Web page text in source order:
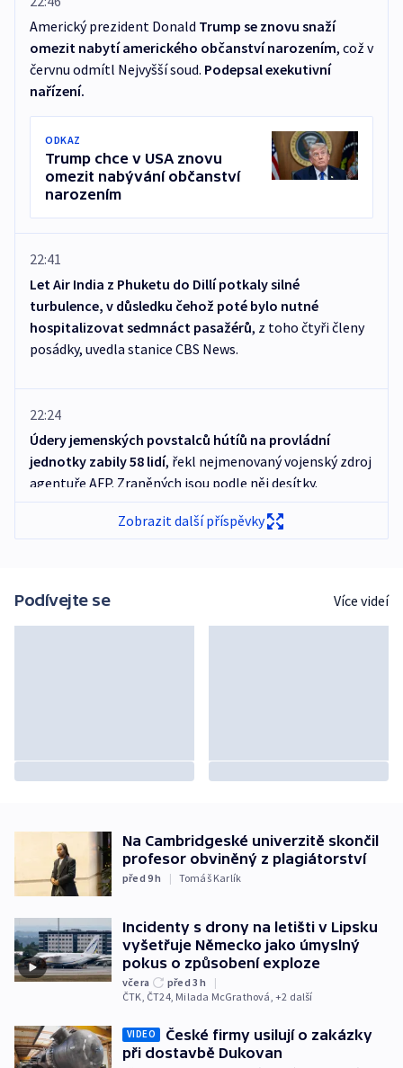
Americký prezident Donald Trump se znovu snaží
omezit nabytí amerického občanství narozením, což v
červnu odmítl Nejvyšší soud. Podepsal exekutivní
nařízení.
ODKAZ
Trump chce v USA znovu
omezit nabývání občanství
narozením
22:41
Let Air India z Phuketu do Dillí potkaly silné
turbulence, v důsledku čehož poté bylo nutné
hospitalizovat sedmnáct pasažérů, z toho čtyři členy
posádky, uvedla stanice CBS News.
22:24
Údery jemenských povstalců hútíů na provládní
jednotky zabily 58 lidí, řekl nejmenovaný vojenský zdroj
agentuře AFP. Zraněných jsou podle něj desítky.
22:15
bodů. Investoři vstřebávali výsledky firem.
Zobrazit další příspěvky
Podívejte se Více videí
Na Cambridgeské univerzitě skončil
profesor obviněný z plagiátorství
před 9h | Tomáš Karlík
Incidenty s drony na letišti v Lipsku
vyšetřuje Německo jako úmyslný
pokus o způsobení exploze
včera před 3h
|
ČTK ČT24, Milada McGrathová , +2 další
VIDEO
České firmy usilují o zakázky
při dostavbě Dukovan